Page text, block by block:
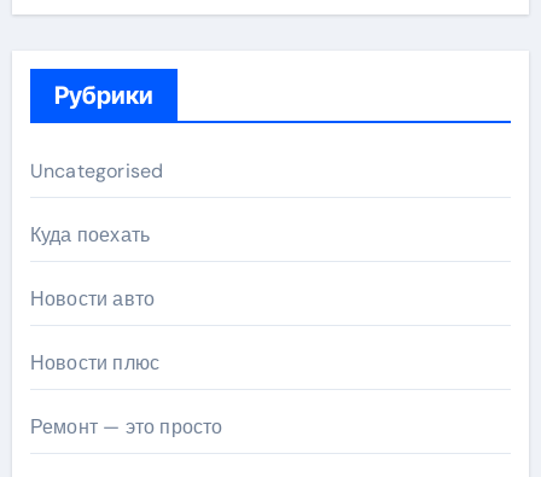
Рубрики
Uncategorised
Куда поехать
Новости авто
Новости плюс
Ремонт — это просто